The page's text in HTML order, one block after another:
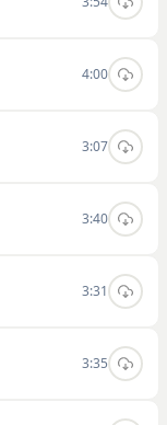
4:00
3:07
3:40
3:31
3:35